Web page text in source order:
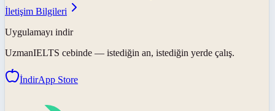
İletişim Bilgileri
Uygulamayı indir
UzmanIELTS cebinde — istediğin an, istediğin yerde çalış.
İndirApp Store